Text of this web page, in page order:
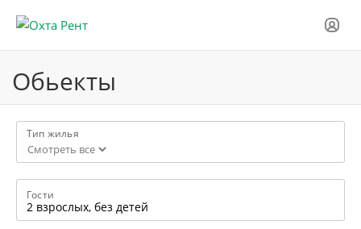
Обьекты
Тип жилья
Гости
2 взрослых, без детей